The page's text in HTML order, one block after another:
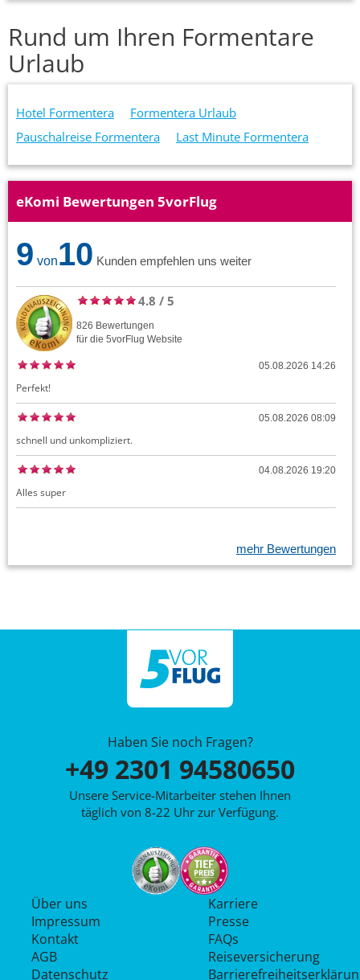
Rund um Ihren Formentare
Urlaub
Hotel Formentera
Formentera Urlaub
Pauschalreise Formentera
Last Minute Formentera
eKomi Bewertungen 5vorFlug
9 von10 Kunden empfehlen uns weiter
4.8 / 5
826 Bewertungen
für die 5vorFlug Website
05.08.2026 14:26
Perfekt!
05.08.2026 08:09
schnell und unkompliziert.
04.08.2026 19:20
Alles super
mehr Bewertungen
Haben Sie noch Fragen?
+49 2301 94580650
Unsere Service-Mitarbeiter stehen Ihnen
täglich von 8-22 Uhr zur Verfügung.
Über uns
Impressum
Kontakt
AGB
Datenschutz
Karriere
Presse
FAQs
Reiseversicherung